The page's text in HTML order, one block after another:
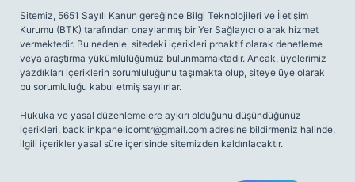
Sitemiz, 5651 Sayılı Kanun gereğince Bilgi Teknolojileri ve İletişim
Kurumu (BTK) tarafından onaylanmış bir Yer Sağlayıcı olarak hizmet
vermektedir. Bu nedenle, sitedeki içerikleri proaktif olarak denetleme
veya araştırma yükümlülüğümüz bulunmamaktadır. Ancak, üyelerimiz
yazdıkları içeriklerin sorumluluğunu taşımakta olup, siteye üye olarak
bu sorumluluğu kabul etmiş sayılırlar.
Hukuka ve yasal düzenlemelere aykırı olduğunu düşündüğünüz
içerikleri, backlinkpanelicomtr@gmail.com adresine bildirmeniz halinde,
ilgili içerikler yasal süre içerisinde sitemizden kaldırılacaktır.